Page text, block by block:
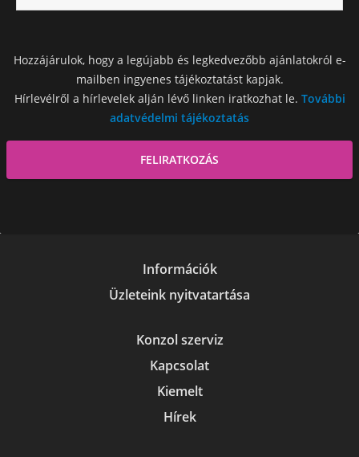
Hozzájárulok, hogy a legújabb és legkedvezőbb ajánlatokról e-
mailben ingyenes tájékoztatást kapjak.
Hírlevélről a hírlevelek alján lévő linken iratkozhat le. További
adatvédelmi tájékoztatás
Információk
Üzleteink nyitvatartása
Konzol szerviz
Kapcsolat
Kiemelt
Hírek